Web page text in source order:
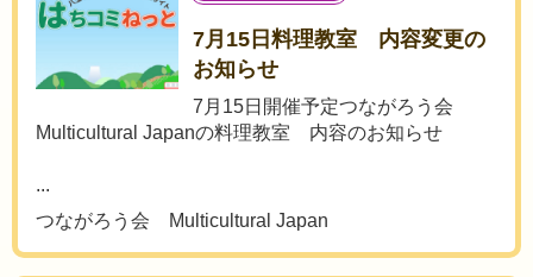
7月15日料理教室 内容変更の
お知らせ
7月15日開催予定つながろう会
Multicultural Japanの料理教室 内容のお知らせ
...
つながろう会 Multicultural Japan